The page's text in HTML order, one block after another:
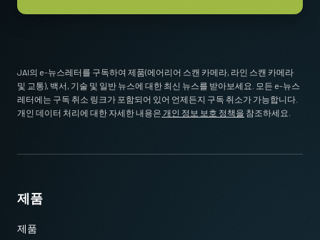
무게
렌즈 마운트
C-mount
-5°C to +45°C
Only use the supplied M3 screws having the proper length. Using
longer screws can damage internal circuit boards.
CoaXPress CXP12 데이터 케이블
(마이크로 BNC - 마이크로 BNC)
JAI의 e-뉴스레터를 구독하여 제품(에어리어 스캔 카메라, 라인 스캔 카메라
및 교통), 백서, 기술 및 일반 뉴스에 대한 최신 뉴스를 받아보세요. 모든 e-뉴스
레터에는 구독 취소 링크가 포함되어 있어 언제든지 구독 취소가 가능합니다.
개인 데이터 처리에 대한 자세한 내용은 개인 정보 보호 정책을 참조하세요.
제품
제품